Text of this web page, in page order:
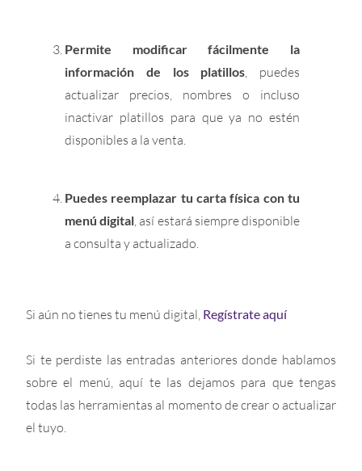
Permite modificar fácilmente la
información de los platillos, puedes
actualizar precios, nombres o incluso
inactivar platillos para que ya no estén
disponibles a la venta.
Puedes reemplazar tu carta física con tu
menú digital, así estará siempre disponible
a consulta y actualizado.
Si aún no tienes tu menú digital, Regístrate aquí
Si te perdiste las entradas anteriores donde hablamos
sobre el menú, aquí te las dejamos para que tengas
todas las herramientas al momento de crear o actualizar
el tuyo.